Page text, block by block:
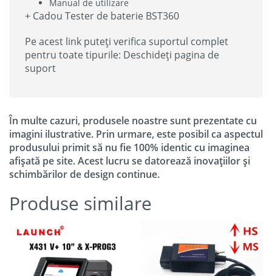
Manual de utilizare
+ Cadou Tester de baterie BST360
Pe acest link puteți verifica suportul complet
pentru toate tipurile: Deschideți pagina de
suport
În multe cazuri, produsele noastre sunt prezentate cu
imagini ilustrative. Prin urmare, este posibil ca aspectul
produsului primit să nu fie 100% identic cu imaginea
afișată pe site. Acest lucru se datorează inovațiilor și
schimbărilor de design continue.
Produse similare